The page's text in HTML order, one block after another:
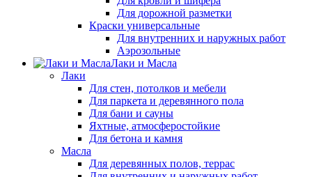
Для дорожной разметки
Краски универсальные
Для внутренних и наружных работ
Аэрозольные
Лаки и Масла
Лаки
Для стен, потолков и мебели
Для паркета и деревянного пола
Для бани и сауны
Яхтные, атмосферостойкие
Для бетона и камня
Масла
Для деревянных полов, террас